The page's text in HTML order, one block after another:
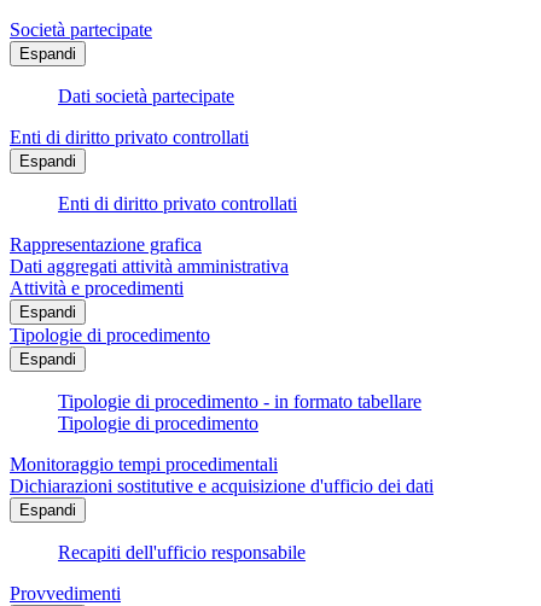
Società partecipate
Espandi
Dati società partecipate
Enti di diritto privato controllati
Espandi
Enti di diritto privato controllati
Rappresentazione grafica
Dati aggregati attività amministrativa
Attività e procedimenti
Espandi
Tipologie di procedimento
Espandi
Tipologie di procedimento - in formato tabellare
Tipologie di procedimento
Monitoraggio tempi procedimentali
Dichiarazioni sostitutive e acquisizione d'ufficio dei dati
Espandi
Recapiti dell'ufficio responsabile
Provvedimenti